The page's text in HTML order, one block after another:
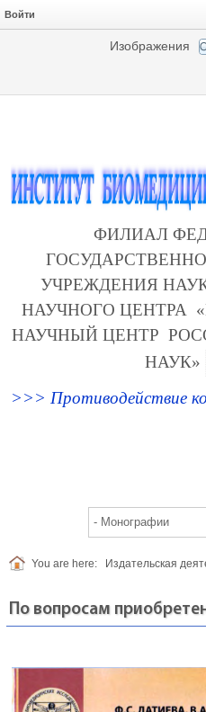
Войти
Изображения
ФИЛИАЛ
УЧРЕЖДЕНИЯ
НАУЧНОГО ЦЕНТРА
НАУЧНЫЙ ЦЕНТР
НАУК»
>>> Противодействие
You are here: Издательская
По вопросам